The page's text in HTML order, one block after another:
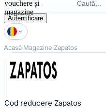
vouchere și
magazine
Autentificare
Acasă Magazine Zapatos
Cod reducere Zapatos